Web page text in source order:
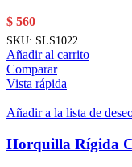
$ 560
SKU: SLS1022
Añadir al carrito
Comparar
Vista rápida
Añadir a la lista de
Horquilla Rígida